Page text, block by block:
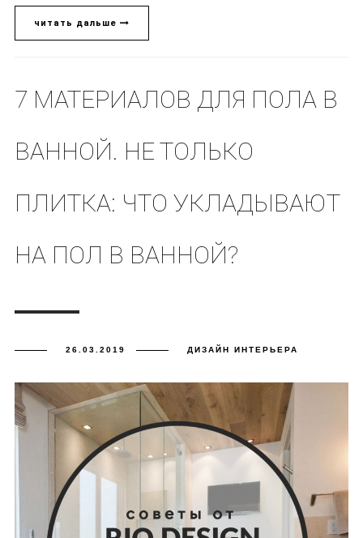
читать дальше
7 МАТЕРИАЛОВ ДЛЯ ПОЛА В
ВАННОЙ. НЕ ТОЛЬКО
ПЛИТКА: ЧТО УКЛАДЫВАЮТ
НА ПОЛ В ВАННОЙ?
26.03.2019 ДИЗАЙН ИНТЕРЬЕРА